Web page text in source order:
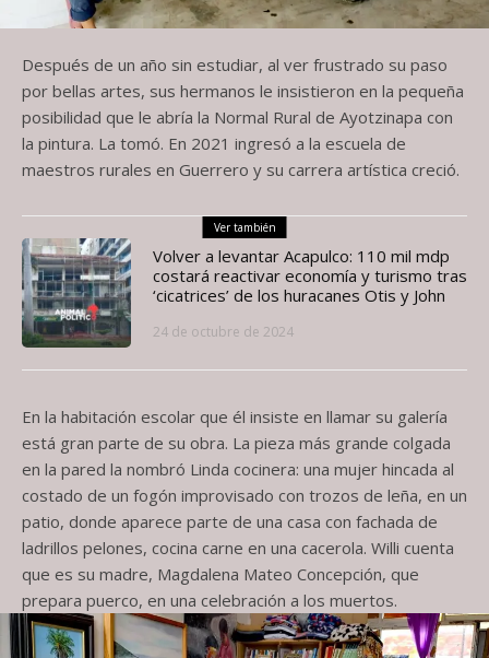
Después de un año sin estudiar, al ver frustrado su paso
por bellas artes, sus hermanos le insistieron en la pequeña
posibilidad que le abría la Normal Rural de Ayotzinapa con
la pintura. La tomó. En 2021 ingresó a la escuela de
maestros rurales en Guerrero y su carrera artística creció.
Ver también
Volver a levantar Acapulco: 110 mil mdp
costará reactivar economía y turismo tras
‘cicatrices’ de los huracanes Otis y John
24 de octubre de 2024
En la habitación escolar que él insiste en llamar su galería
está gran parte de su obra. La pieza más grande colgada
en la pared la nombró Linda cocinera: una mujer hincada al
costado de un fogón improvisado con trozos de leña, en un
patio, donde aparece parte de una casa con fachada de
ladrillos pelones, cocina carne en una cacerola. Willi cuenta
que es su madre, Magdalena Mateo Concepción, que
prepara puerco, en una celebración a los muertos.